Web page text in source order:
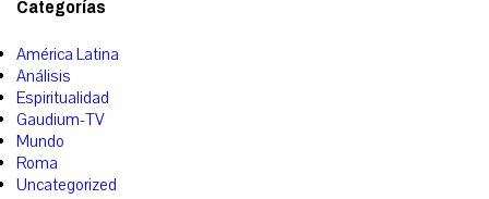
América Latina
Análisis
Espiritualidad
Gaudium-TV
Mundo
Roma
Uncategorized